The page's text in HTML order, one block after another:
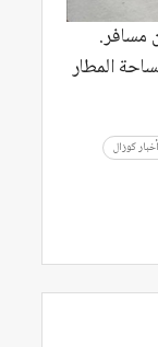
، ستبلغ طاقته الاستيعابية السنوية 3 ملايين مسافر.
المطار
أخبار كوزال